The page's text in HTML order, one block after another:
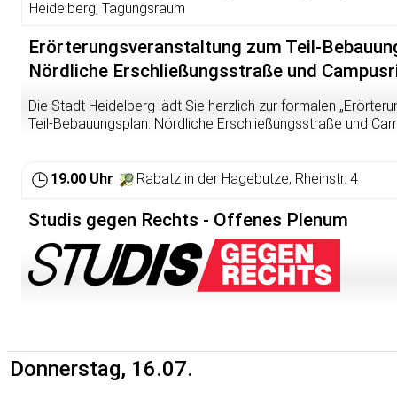
Heidelberg, Tagungsraum
Erörterungsveranstaltung zum Teil-
Nördliche Erschließungsstraße und
Die Stadt Heidelberg lädt Sie herzlich zur formalen
Teil-Bebauungsplan: Nördliche Erschließungsstraße und
teilbebauungsplan-noerdliche-erschliessungsstrasse-und-
19.00 Uhr Rabatz in der Hagebutze, Rheinstr. 4
Studis gegen Rechts - Offenes Plenum
nächsten Aktionen und tauschen uns über politische
vorbei, egal wie viel Erfahrung du mit politischer Arbeit hast!
Donnerstag, 16.07.